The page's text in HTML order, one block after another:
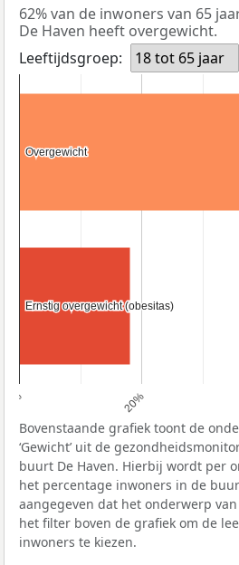
62% van de inwoners van 65
De Haven heeft overgewicht.
Leeftijdsgroep:
18 tot 65 jaar
0% 20%
Overgewicht
Overgewicht
Ernstig overgewicht (obesitas)
Ernstig overgewicht (obesitas)
Bovenstaande grafiek toont de
‘Gewicht’ uit de
buurt De Haven. Hierbij wordt per
het percentage inwoners in de
aangegeven dat het onderwerp
het filter boven de grafiek om de
inwoners te kiezen.